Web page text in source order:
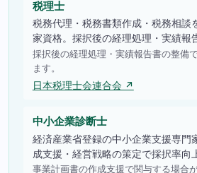
税理士
税務代理・税務書類作成・税務相談
家資格。採択後の経理処理・実績報
採択後の経理処理・実績報告書の整備
ます。
日本税理士会連合会 ↗
中小企業診断士
経済産業省登録の中小企業支援専門
成支援・経営戦略の策定で採択率向
事業計画書の作成支援で関与する場合が